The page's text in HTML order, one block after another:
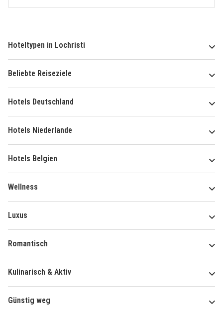
Hoteltypen in Lochristi
Beliebte Reiseziele
Hotels Deutschland
Hotels Niederlande
Hotels Belgien
Wellness
Luxus
Romantisch
Kulinarisch & Aktiv
Günstig weg